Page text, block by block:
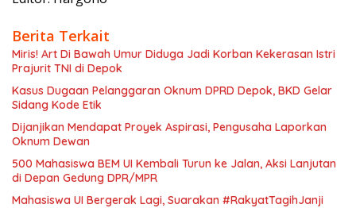
Berita Terkait
Miris! Art Di Bawah Umur Diduga Jadi Korban Kekerasan Istri
Prajurit TNI di Depok
Kasus Dugaan Pelanggaran Oknum DPRD Depok, BKD Gelar
Sidang Kode Etik
Dijanjikan Mendapat Proyek Aspirasi, Pengusaha Laporkan
Oknum Dewan
500 Mahasiswa BEM UI Kembali Turun ke Jalan, Aksi Lanjutan
di Depan Gedung DPR/MPR
Mahasiswa UI Bergerak Lagi, Suarakan #RakyatTagihJanji